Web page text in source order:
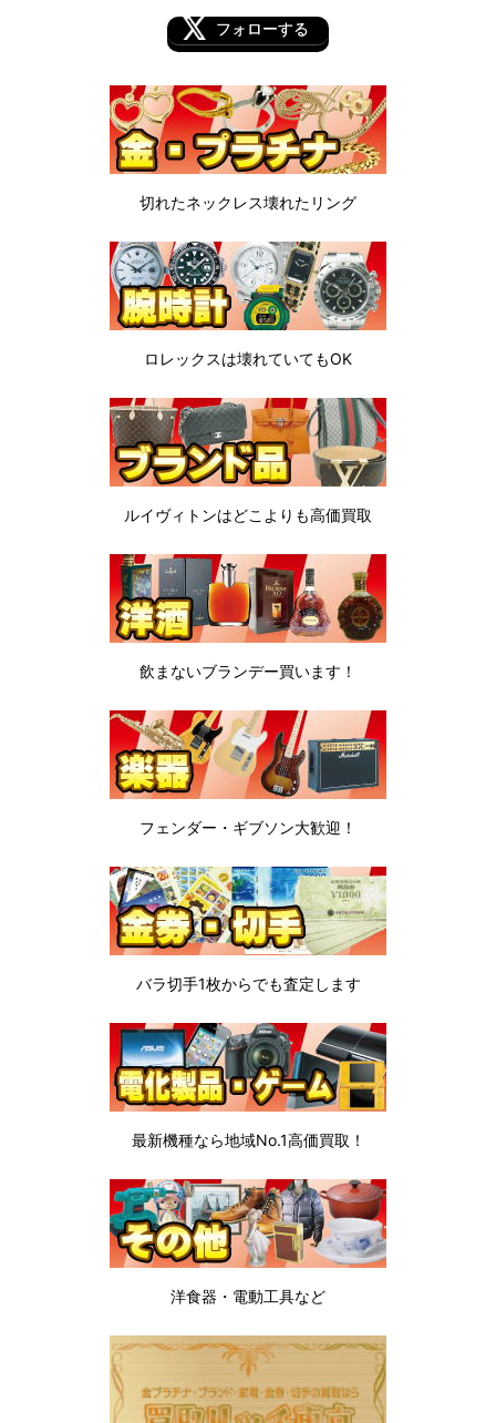
フォローする
切れたネックレス壊れたリング
ロレックスは壊れていてもOK
ルイヴィトンはどこよりも高価買取
飲まないブランデー買います！
フェンダー・ギブソン大歓迎！
バラ切手1枚からでも査定します
最新機種なら地域No.1高価買取！
洋食器・電動工具など